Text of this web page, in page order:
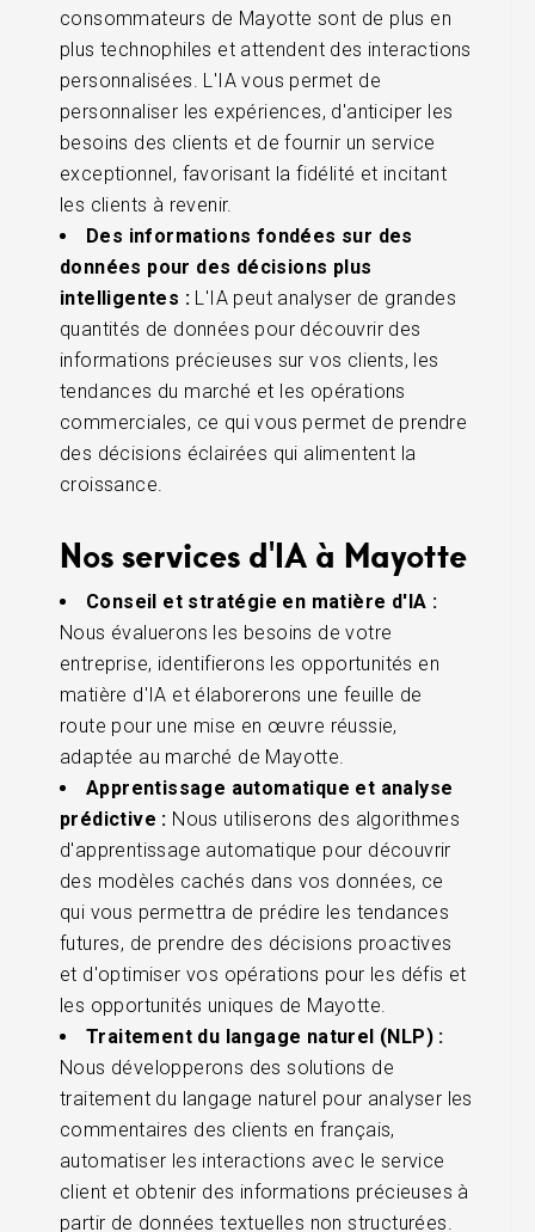
consommateurs de Mayotte sont de plus en
plus technophiles et attendent des interactions
personnalisées. L'IA vous permet de
personnaliser les expériences, d'anticiper les
besoins des clients et de fournir un service
exceptionnel, favorisant la fidélité et incitant
les clients à revenir.
Des informations fondées sur des
données pour des décisions plus
intelligentes : L'IA peut analyser de grandes
quantités de données pour découvrir des
informations précieuses sur vos clients, les
tendances du marché et les opérations
commerciales, ce qui vous permet de prendre
des décisions éclairées qui alimentent la
croissance.
Nos services d'IA à Mayotte
Conseil et stratégie en matière d'IA :
Nous évaluerons les besoins de votre
entreprise, identifierons les opportunités en
matière d'IA et élaborerons une feuille de
route pour une mise en œuvre réussie,
adaptée au marché de Mayotte.
Apprentissage automatique et analyse
prédictive : Nous utiliserons des algorithmes
d'apprentissage automatique pour découvrir
des modèles cachés dans vos données, ce
qui vous permettra de prédire les tendances
futures, de prendre des décisions proactives
et d'optimiser vos opérations pour les défis et
les opportunités uniques de Mayotte.
Traitement du langage naturel (NLP) :
Nous développerons des solutions de
traitement du langage naturel pour analyser les
commentaires des clients en français,
automatiser les interactions avec le service
client et obtenir des informations précieuses à
partir de données textuelles non structurées.